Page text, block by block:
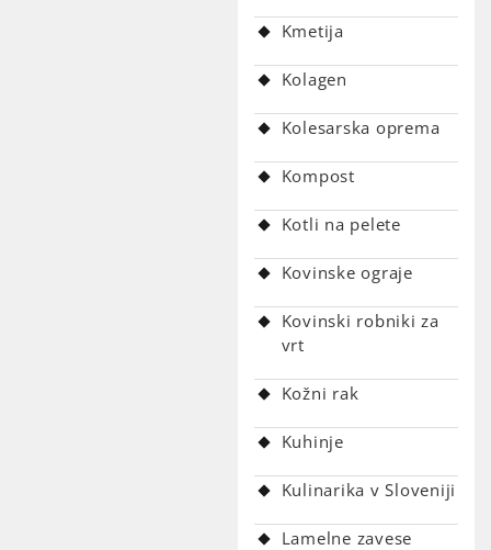
Kmetija
Kolagen
Kolesarska oprema
Kompost
Kotli na pelete
Kovinske ograje
Kovinski robniki za
vrt
Kožni rak
Kuhinje
Kulinarika v Sloveniji
Lamelne zavese